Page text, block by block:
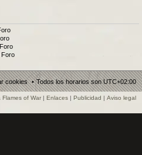
Foro
Todos los horarios sonUTC+02:00
cookies
Flames of War | Enlaces | Publicidad | Aviso legal